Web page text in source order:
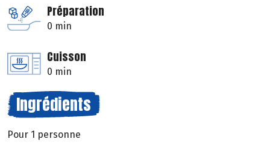
Préparation
0 min
Cuisson
0 min
Ingrédients
Pour 1 personne